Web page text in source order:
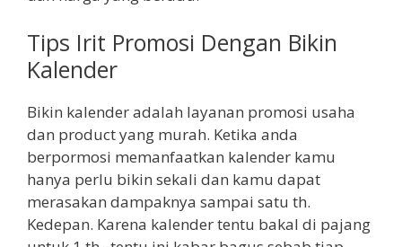
Tips Irit Promosi Dengan Bikin
Kalender
Bikin kalender adalah layanan promosi usaha
dan product yang murah. Ketika anda
berpormosi memanfaatkan kalender kamu
hanya perlu bikin sekali dan kamu dapat
merasakan dampaknya sampai satu th.
Kedepan. Karena kalender tentu bakal di pajang